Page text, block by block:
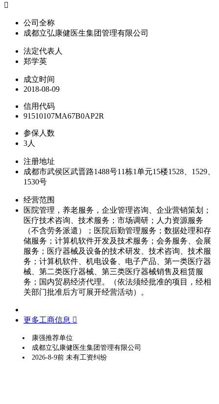

公司全称
成都立弘康健医生集团管理有限公司
法定代表人
郑学英
成立时间
2018-08-09
信用代码
91510107MA67B0AP2R
参保人数
3人
注册地址
成都市武侯区武晋路1488号11栋1单元15楼1528、1529、
1530号
经营范围
医院管理，养老服务，企业管理咨询、企业营销策划；
医疗技术咨询、技术服务；市场调研；人力资源服务
（不含劳务派遣）；医院后勤管理服务；数据处理和存
储服务；计算机软件开发及技术服务；会务服务、会展
服务；医疗器械及设备的技术研发、技术咨询、技术服
务；计算机软件、机电设备、电子产品、第一类医疗器
械、第二类医疗器械、第三类医疗器械销售及租赁服
务；国内贸易经济代理。（依法须经批准的项目，经相
关部门批准后方可展开经营活动）。
更多工商信息 
康强推荐单位
成都立弘康健医生集团管理有限公司
2026-8-9前 未有工资纠纷